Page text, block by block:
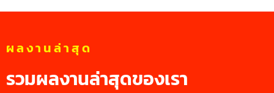
ผลงานล่าสุด
รวมผลงานล่าสุดของเรา